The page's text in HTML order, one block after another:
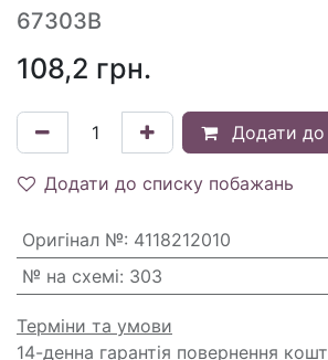
67303B
108,2 грн.
Додати
Додати до списку побажань
Оригінал №: 4118212010
№ на схемі: 303
Терміни та умови
14-денна гарантія повернення